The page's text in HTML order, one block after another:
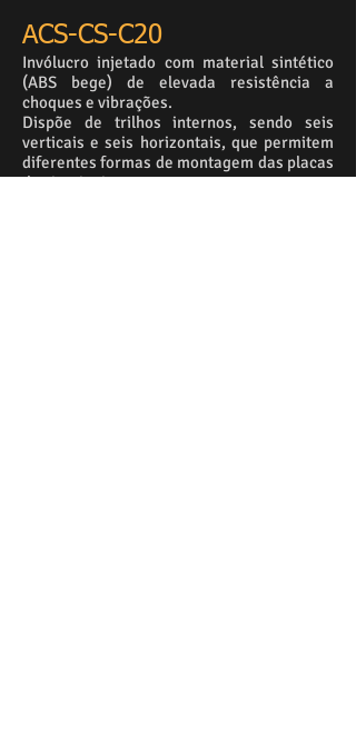
ACS-CS-C20
Invólucro injetado com material sintético
(ABS bege) de elevada resistência a
choques e vibrações.
Dispõe de trilhos internos, sendo seis
verticais e seis horizontais, que permitem
diferentes formas de montagem das placas
de circuito impresso.